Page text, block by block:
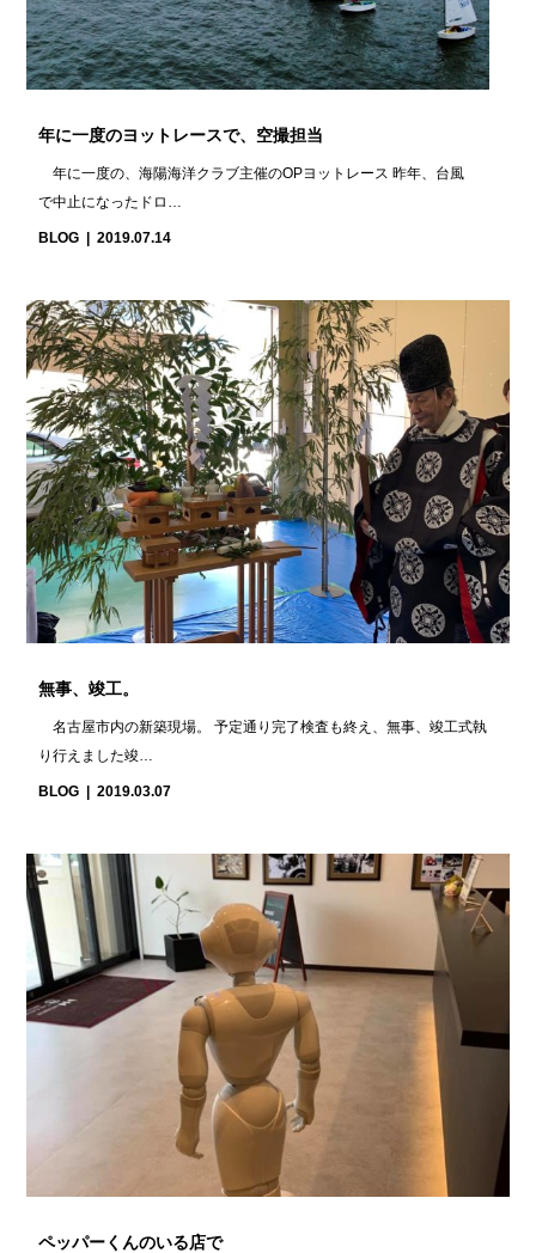
年に一度のヨットレースで、空撮担当
年に一度の、海陽海洋クラブ主催のOPヨットレース 昨年、台風
で中止になったドロ…
BLOG 2019.07.14
無事、竣工。
名古屋市内の新築現場。 予定通り完了検査も終え、無事、竣工式執
り行えました竣…
BLOG 2019.03.07
ペッパーくんのいる店で